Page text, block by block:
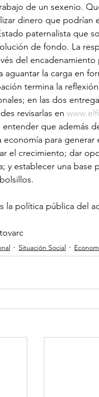
de un sexenio.
dinero que podrían
paternalista que
de fondo. La
del
aguantar la carga en
termina la
en las dos
revisarlas en
que además
economía para
el crecimiento; dar
y establecer una base
la política pública del
Situación Social